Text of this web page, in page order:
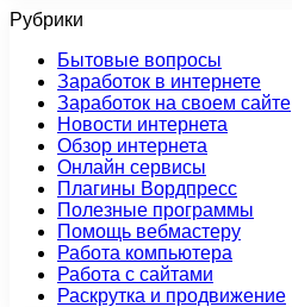
Рубрики
Бытовые вопросы
Заработок в интернете
Заработок на своем сайте
Новости интернета
Обзор интернета
Онлайн сервисы
Плагины Вордпресс
Полезные программы
Помощь вебмастеру
Работа компьютера
Работа с сайтами
Раскрутка и продвижение